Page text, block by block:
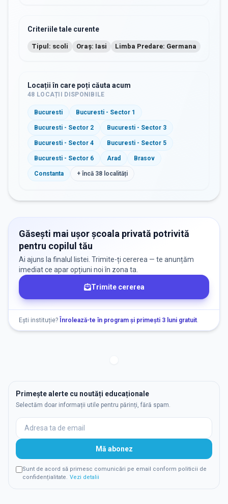
Criteriile tale curente
Tipul: scoli Oraș: Iasi Limba Predare: Germana
Locații în care poți căuta acum
48 LOCAȚII DISPONIBILE
Bucuresti Bucuresti - Sector 1
Bucuresti - Sector 2 Bucuresti - Sector 3
Bucuresti - Sector 4 Bucuresti - Sector 5
Bucuresti - Sector 6 Arad Brasov
Constanta + încă 38 localități
Găsești mai ușor școala privată potrivită
pentru copilul tău
Ai ajuns la finalul listei. Trimite-ți cererea — te anunțăm
imediat ce apar opțiuni noi în zona ta.
Trimite cererea
Ești instituție? Înrolează-te în program și primești 3 luni gratuit.
Primește alerte cu noutăți educaționale
Selectăm doar informații utile pentru părinți, fără spam.
Mă abonez
Sunt de acord să primesc comunicări pe email conform politicii de
confidențialitate. Vezi detalii